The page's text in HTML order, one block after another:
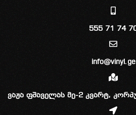
555 71 74
info@vinyl.ge
ვაჟა ფშაველას მე-2 კვარტ,